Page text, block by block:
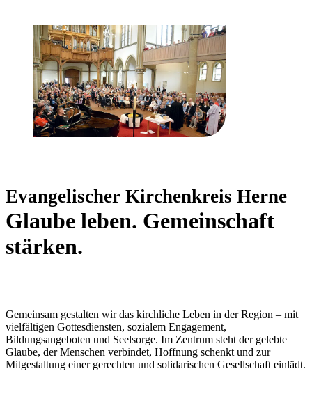
Evangelischer Kirchenkreis Herne
Glaube leben. Gemeinschaft
stärken.
Gemeinsam gestalten wir das kirchliche Leben in der Region – mit
vielfältigen Gottesdiensten, sozialem Engagement,
Bildungsangeboten und Seelsorge. Im Zentrum steht der gelebte
Glaube, der Menschen verbindet, Hoffnung schenkt und zur
Mitgestaltung einer gerechten und solidarischen Gesellschaft einlädt.